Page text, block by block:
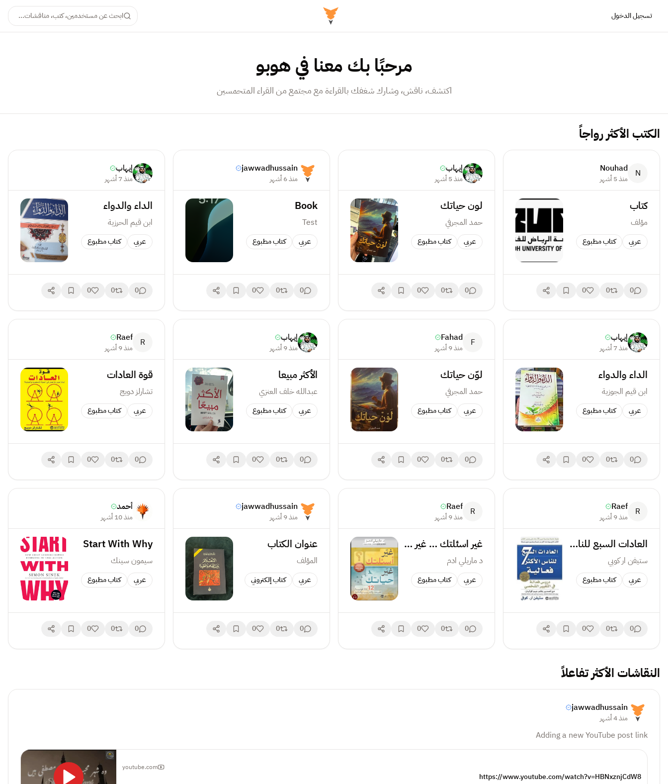
تسجيل الدخول ابحث عن مستخدمين، كتب، مناقشات...
مرحبًا بك معنا في هوبو
اكتشف، ناقش، وشارك شغفك بالقراءة مع مجتمع من القراء المتحمسين
الكتب الأكثر رواجاً
N
Nouhad
منذ 5 أشهر
كتاب
مؤلف
عربي كتاب مطبوع
0
0
0
إيهاب
منذ 5 أشهر
لون حياتك
حمد المجرفي
عربي كتاب مطبوع
0
0
0
jawwadhussain
منذ 6 أشهر
Book
Test
عربي كتاب مطبوع
0
0
0
إيهاب
منذ 7 أشهر
الداء والدواء
ابن قيم الحرزية
عربي كتاب مطبوع
0
0
0
إيهاب
منذ 7 أشهر
الداء والدواء
ابن قيم الجوزية
عربي كتاب مطبوع
0
0
0
F
Fahad
منذ 9 أشهر
لوّن حياتك
حمد المجرفي
عربي كتاب مطبوع
0
0
0
إيهاب
منذ 9 أشهر
الأكثر مبيعا
عبدالله خلف العنزي
عربي كتاب مطبوع
0
0
0
R
Raef
منذ 9 أشهر
قوة العادات
تشارلز دويج
عربي كتاب مطبوع
0
0
0
R
Raef
منذ 9 أشهر
العادات السبع للناس الأكثر فعالية
ستيفن ار كوبي
عربي كتاب مطبوع
0
0
0
R
Raef
منذ 9 أشهر
غير اسئلتك … غير حياتك
د ماريلي ادم
عربي كتاب مطبوع
0
0
0
jawwadhussain
منذ 9 أشهر
عنوان الكتاب
المؤلف
عربي كتاب إلكتروني
0
0
0
أحمد
منذ 10 أشهر
Start With Why
سيمون سينك
عربي كتاب مطبوع
0
0
0
النقاشات الأكثر تفاعلاً
jawwadhussain
منذ 4 أشهر
Adding a new YouTube post link
youtube.com
https://www.youtube.com/watch?v=HBNxznjCdW8